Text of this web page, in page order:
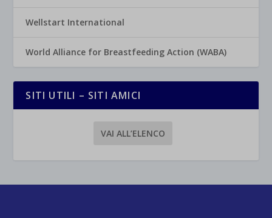
Wellstart International
World Alliance for Breastfeeding Action (WABA)
SITI UTILI – SITI AMICI
VAI ALL’ELENCO